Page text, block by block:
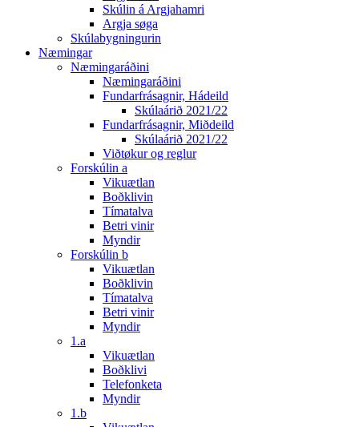
Skúlin á Argjahamri
Argja søga
Skúlabygningurin
Næmingar
Næmingaráðini
Næmingaráðini
Fundarfrásagnir, Hádeild
Skúlaárið 2021/22
Fundarfrásagnir, Miðdeild
Skúlaárið 2021/22
Viðtøkur og reglur
Forskúlin a
Vikuætlan
Boðklivin
Tímatalva
Betri vinir
Myndir
Forskúlin b
Vikuætlan
Boðklivin
Tímatalva
Betri vinir
Myndir
1.a
Vikuætlan
Boðklivi
Telefonketa
Myndir
1.b